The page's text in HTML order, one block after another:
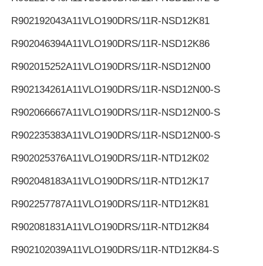
R902192043A11VLO190DRS/11R-NSD12K81
R902046394A11VLO190DRS/11R-NSD12K86
R902015252A11VLO190DRS/11R-NSD12N00
R902134261A11VLO190DRS/11R-NSD12N00-S
R902066667A11VLO190DRS/11R-NSD12N00-S
R902235383A11VLO190DRS/11R-NSD12N00-S
R902025376A11VLO190DRS/11R-NTD12K02
R902048183A11VLO190DRS/11R-NTD12K17
R902257787A11VLO190DRS/11R-NTD12K81
R902081831A11VLO190DRS/11R-NTD12K84
R902102039A11VLO190DRS/11R-NTD12K84-S